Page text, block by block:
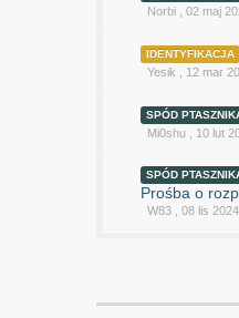
Norbi ,02 maj
IDENTYFIKACJA
Yesik 12 mar
SPÓD
Mi0shu 10 lut
SPÓD
Prośba o
W83 ,08 lis 2024